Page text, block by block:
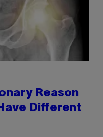
Reason
Different